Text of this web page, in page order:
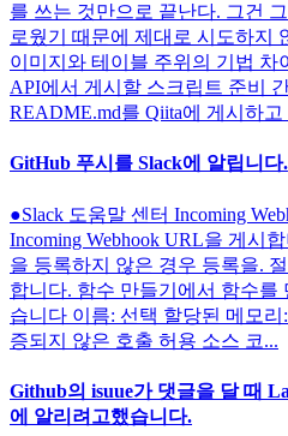
를 쓰는 것만으로 끝난다. 그건
로웠기 때문에 제대로 시도하지
이미지와 테이블 주위의 기법 차
API에서 게시할 스크립트 준비
README.md를 Qiita에 게시하고
GitHub 푸시를 Slack에 알립니다.
●Slack 도움말 센터 Incoming
Incoming Webhook URL을 게시
을 등록하지 않은 경우 등록을.
합니다. 함수 만들기에서 함수를
습니다 이름: 선택 할당된 메모
증되지 않은 호출 허용 소스 코...
Github의 isuue가 댓글을 달 때
에 알리려고했습니다.